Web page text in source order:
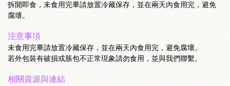
拆開即食，未食用完畢請放置冷藏保存，並在兩天內食用完，避免
腐壞。
注意事項
未食用完畢請放置冷藏保存，並在兩天內食用完，避免腐壞。
若外包裝有破損或脹包不正常現象請勿食用，並與我們聯繫。
相關資源與連結